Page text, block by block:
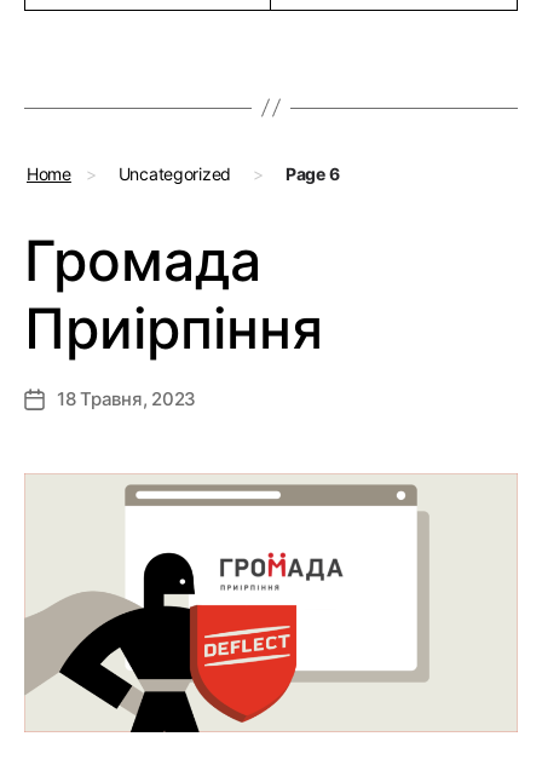
Home > Uncategorized > Page 6
Громада
Приірпіння
Дата18 Травня, 2023